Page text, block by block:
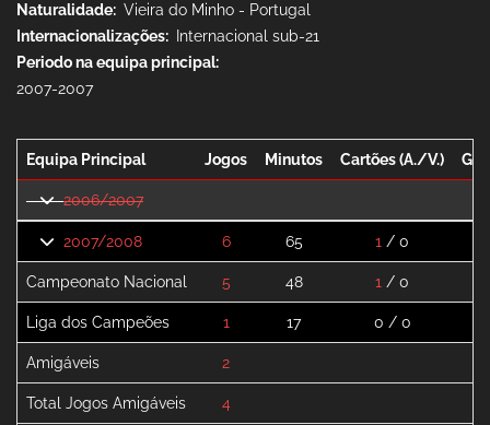
Naturalidade
Vieira do Minho - Portugal
Internacionalizações
Internacional sub-21
Periodo na equipa principal
2007-2007
Equipa Principal Jogos Minutos Cartões (A./V.)
2006/2007
2007/2008 6 65 1 / 0
Campeonato Nacional 5 48 1 / 0
Liga dos Campeões 1 17 0 / 0
Amigáveis 2
Total Jogos Amigáveis 4